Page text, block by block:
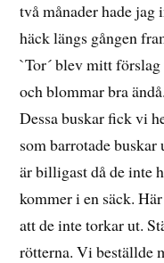
två månader hade
häck längs gången
`Tor´ blev mitt
och blommar bra
Dessa buskar fick vi
som barrotade buskar
är billigast då de inte
kommer i en säck.
att de inte torkar ut.
rötterna. Vi beställde